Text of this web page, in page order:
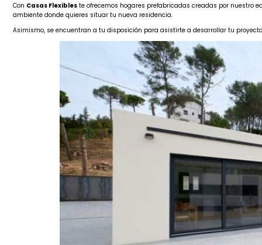
Con Casas Flexibleste ofrecemos hogares prefabricadas creadas por nuestro
ambiente donde quieres situar tu nueva residencia.
Asimismo, se encuentran a tu disposición para asistirte a desarrollar tu